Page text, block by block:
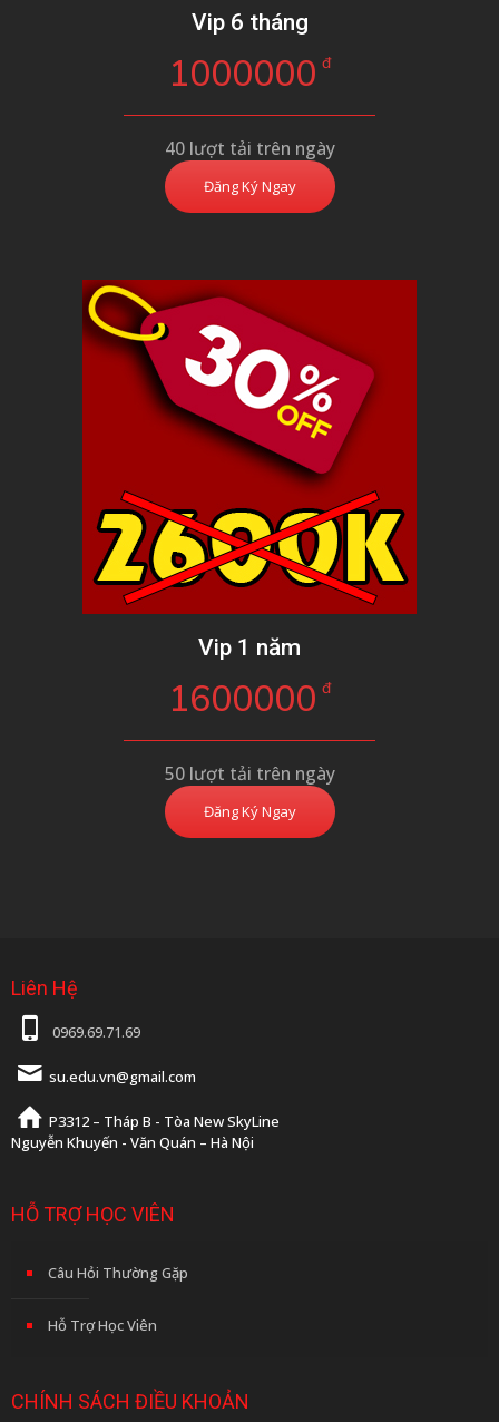
Vip 6 tháng
1000000 đ
40 lượt tải trên ngày
Đăng Ký Ngay
Vip 1 năm
1600000 đ
50 lượt tải trên ngày
Đăng Ký Ngay
Liên Hệ
0969.69.71.69
su.edu.vn@gmail.com
P3312 – Tháp B - Tòa New SkyLine
Nguyễn Khuyến - Văn Quán – Hà Nội
HỖ TRỢ HỌC VIÊN
Câu Hỏi Thường Gặp
Hỗ Trợ Học Viên
CHÍNH SÁCH ĐIỀU KHOẢN